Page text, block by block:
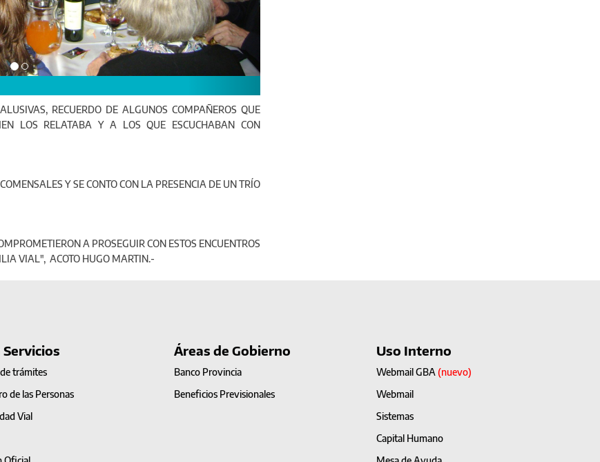
RECUERDO DE ALGUNOS COMPAÑEROS QUE
LOS RELATABA Y A LOS QUE ESCUCHABAN CON
Y SE CONTO CON LA PRESENCIA DE UN TRÍO
A PROSEGUIR CON ESTOS ENCUENTROS
VIAL", ACOTO HUGO MARTIN.-
Servicios
trámites
de las Personas
Vial
Áreas de Gobierno
Banco Provincia
Beneficios Previsionales
Uso Interno
Webmail GBA(nuevo)
Webmail
Sistemas
Capital Humano